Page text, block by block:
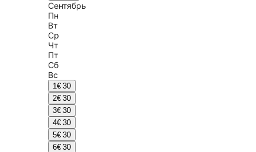
Сентябрь
Пн
Вт
Ср
Чт
Пт
Сб
Вс
1€ 30
2€ 30
3€ 30
4€ 30
5€ 30
6€ 30